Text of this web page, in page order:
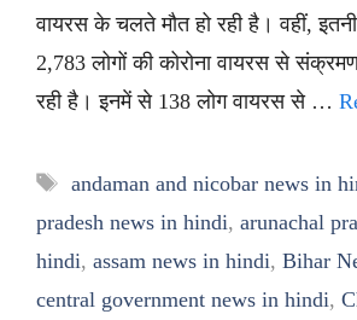
वायरस के चलते मौत हो रही है। वहीं,
2,783 लोगों की कोरोना वायरस से
रही है। इनमें से 138 लोग वायरस से …
Tags
andaman and nicobar news in
pradesh news in hindi, arunachal
hindi, assam news in hindi, Bihar
central government news in hindi,